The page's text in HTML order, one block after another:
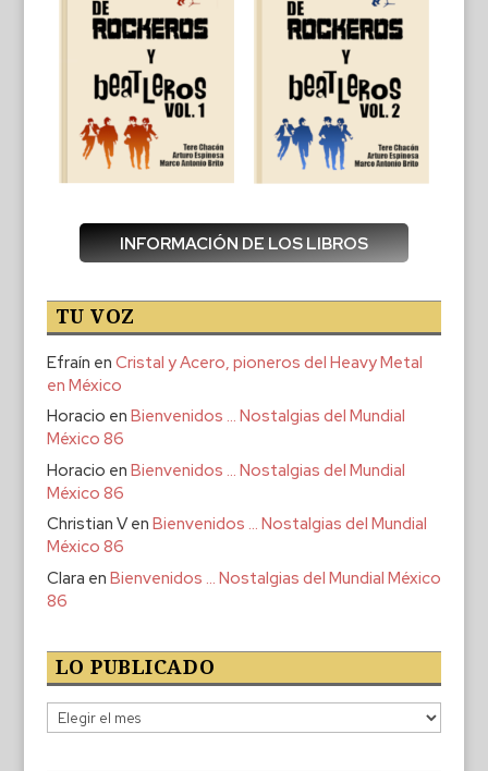
INFORMACIÓN DE LOS LIBROS
TU VOZ
Efraín en Cristal y Acero, pioneros del Heavy Metal
en México
Horacio en Bienvenidos … Nostalgias del Mundial
México 86
Horacio en Bienvenidos … Nostalgias del Mundial
México 86
Christian Ven Bienvenidos … Nostalgias del Mundial
México 86
Clara en Bienvenidos … Nostalgias del Mundial México
86
LO PUBLICADO
Lo
publicado